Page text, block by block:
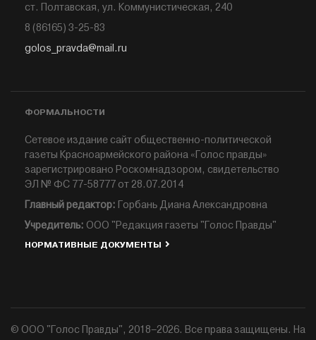
ст. Полтавская, ул. Коммунистическая, 240
8 (86165) 3-25-83
golos_pravda@mail.ru
ФОРМАЛЬНОСТИ
Сетевое издание сайт общественно-политической
газеты Красноармейского района «Голос правды»
зарегистрировано Роскомнадзором, свидетельство
ЭЛ № ФС 77-58777 от 28.07.2014
Главный редактор: Горбань Диана Александровна
Учредитель: ООО "Редакция газеты "Голос Правды"
НОРМАТИВНЫЕ ДОКУМЕНТЫ
© ООО "Голос Правды", 2018–2026. Все права защищены. На